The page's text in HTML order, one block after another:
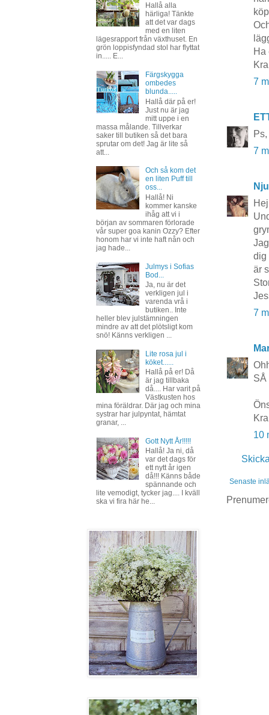
Ha
7
7
dig
är
7
SÅ
10
Senaste
Hallå alla
härliga! Tänkte
att det var dags
med en liten
lägesrapport från växthuset. En
grön loppisfyndad stol har flyttat
in..... E...
Färgskygga
ombedes
blunda.....
Hallå där på er!
Just nu är jag
mitt uppe i en
massa målande. Tillverkar
saker till butiken så det bara
sprutar om det! Jag är lite så
att...
Och så kom det
en liten Puff till
oss...
Hallå! Ni
kommer kanske
ihåg att vi i
början av sommaren förlorade
vår super goa kanin Ozzy? Efter
honom har vi inte haft nån och
jag hade...
Julmys i Sofias
Bod...
Ja, nu är det
verkligen jul i
varenda vrå i
butiken.. Inte
heller blev julstämningen
mindre av att det plötsligt kom
snö! Känns verkligen ...
Lite rosa jul i
köket......
Hallå på er! Då
är jag tillbaka
då.... Har varit på
Västkusten hos
mina föräldrar. Där jag och mina
systrar har julpyntat, hämtat
granar, ...
Gott Nytt År!!!!!
Hallå! Ja ni, då
var det dags för
ett nytt år igen
då!!! Känns både
spännande och
lite vemodigt, tycker jag.... I kväll
ska vi fira här he...